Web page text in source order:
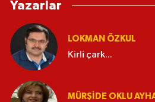
Yazarlar
LOKMAN ÖZKUL
Kirli çark...
MÜRŞIDE OKLU